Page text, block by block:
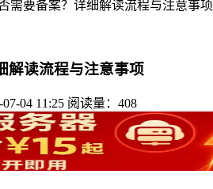
需要备案？详细解读流程与注意事项
解读流程与注意事项
04 11:25 阅读量：408